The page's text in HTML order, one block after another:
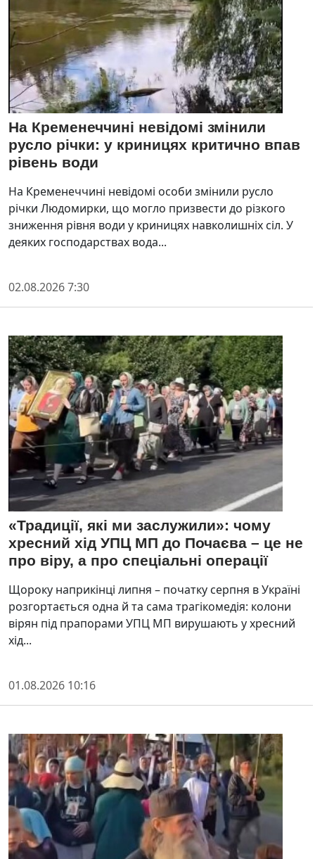
На Кременеччині невідомі змінили
русло річки: у криницях критично впав
рівень води
На Кременеччині невідомі особи змінили русло
річки Людомирки, що могло призвести до різкого
зниження рівня води у криницях навколишніх сіл. У
деяких господарствах вода...
02.08.2026 7:30
«Традиції, які ми заслужили»: чому
хресний хід УПЦ МП до Почаєва – це не
про віру, а про спеціальні операції
​Щороку наприкінці липня – початку серпня в Україні
розгортається одна й та сама трагікомедія: колони
вірян під прапорами УПЦ МП вирушають у хресний
хід...
01.08.2026 10:16